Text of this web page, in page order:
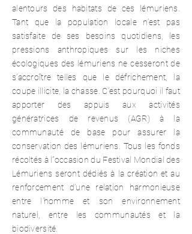
alentours des habitats de ces lémuriens.
Tant que la population locale n’est pas
satisfaite de ses besoins quotidiens, les
pressions anthropiques sur les niches
écologiques des lémuriens ne cesseront de
s’accroître telles que le défrichement, la
coupe illicite, la chasse. C’est pourquoi il faut
apporter des appuis aux activités
génératrices de revenus (AGR) à la
communauté de base pour assurer la
conservation des lémuriens. Tous les fonds
récoltés à l”occasion du Festival Mondial des
Lémuriens seront dédiés à la création et au
renforcement d’une relation harmonieuse
entre l’homme et son environnement
naturel, entre les communautés et la
biodiversité.